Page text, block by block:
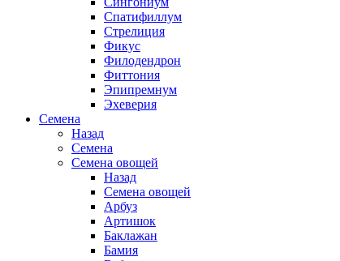
Спатифиллум
Стрелиция
Фикус
Филодендрон
Фиттония
Эпипремнум
Эхеверия
Семена
Назад
Семена
Семена овощей
Назад
Семена овощей
Арбуз
Артишок
Баклажан
Бамия